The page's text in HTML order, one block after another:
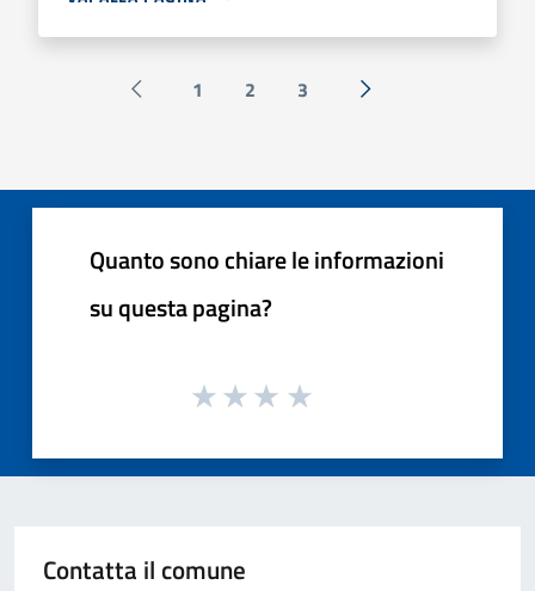
Pagina precedente
1 2 3 Successiva »
Quanto sono chiare le informazioni
su questa pagina?
Contatta il comune